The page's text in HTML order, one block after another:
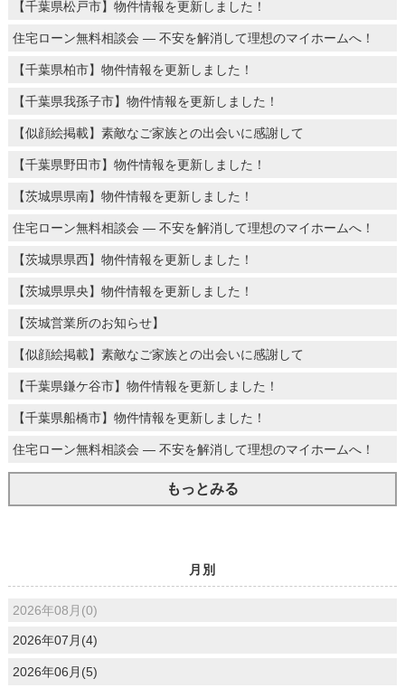
【千葉県松戸市】物件情報を更新しました！
住宅ローン無料相談会 ― 不安を解消して理想のマイホームへ！
【千葉県柏市】物件情報を更新しました！
【千葉県我孫子市】物件情報を更新しました！
【似顔絵掲載】素敵なご家族との出会いに感謝して
【千葉県野田市】物件情報を更新しました！
【茨城県県南】物件情報を更新しました！
住宅ローン無料相談会 ― 不安を解消して理想のマイホームへ！
【茨城県県西】物件情報を更新しました！
【茨城県県央】物件情報を更新しました！
【茨城営業所のお知らせ】
【似顔絵掲載】素敵なご家族との出会いに感謝して
【千葉県鎌ケ谷市】物件情報を更新しました！
【千葉県船橋市】物件情報を更新しました！
住宅ローン無料相談会 ― 不安を解消して理想のマイホームへ！
もっとみる
月別
2026年08月(0)
2026年07月(4)
2026年06月(5)